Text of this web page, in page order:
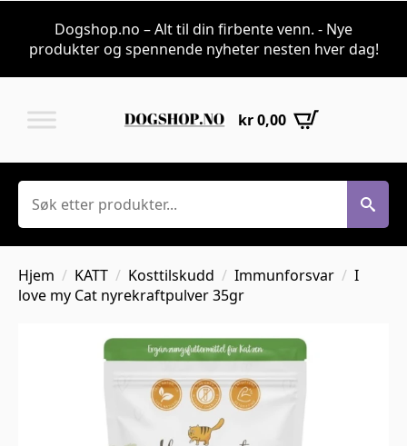
Dogshop.no – Alt til din firbente venn. - Nye
produkter og spennende nyheter nesten hver dag!
kr0,00
Søk
Hjem KATT Kosttilskudd Immunforsvar
I
love my Cat nyrekraftpulver 35gr